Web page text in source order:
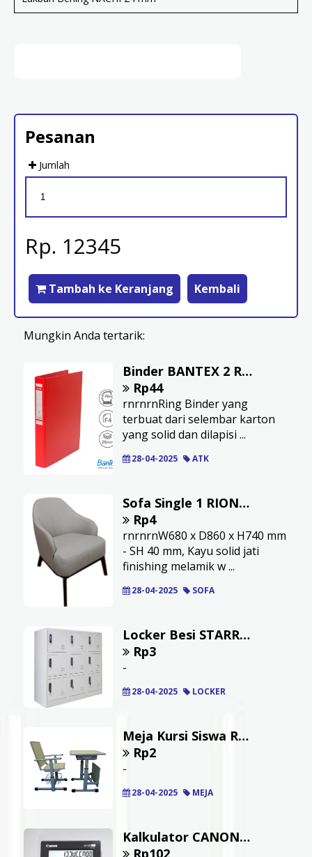
Pesanan
Jumlah
Rp. 12345
Tambah ke Keranjang Kembali
Mungkin Anda tertarik:
Binder BANTEX 2 Ring D Kapasitas 25 mm Ukuran F4 Warna Red
Rp44
rnrnrnRing Binder yang
terbuat dari selembar karton
yang solid dan dilapisi ...
28-04-2025 ATK
Sofa Single 1 RIONE S3
Rp4
rnrnrnW680 x D860 x H740 mm
- SH 40 mm, Kayu solid jati
finishing melamik w ...
28-04-2025 SOFA
Locker Besi STARRI 9 Pintu
Rp3
-
28-04-2025 LOCKER
Meja Kursi Siswa RIONE Convertible
Rp2
-
28-04-2025 MEJA
Kalkulator CANON 12 Digit AS120HB Original
Rp102